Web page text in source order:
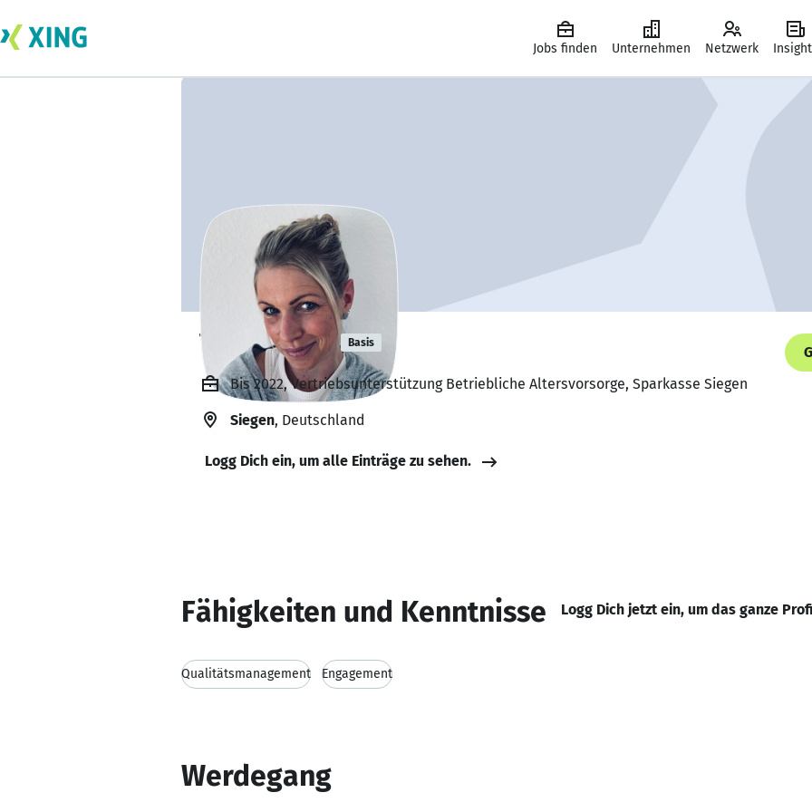
Jobs finden Unternehmen Netzwerk
Tabea Wüst Basis
Bis 2022, Vertriebsunterstützung Betriebliche Altersvorsorge, Sparkasse Siegen
Siegen, Deutschland
Logg Dich ein, um alle Einträge zu sehen.
Fähigkeiten und Kenntnisse Logg Dich jetzt ein, um das ganze
Qualitätsmanagement Engagement
Werdegang